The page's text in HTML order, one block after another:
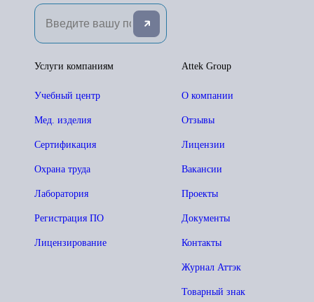
Attek Group
О компании
Отзывы
Лицензии
Вакансии
Проекты
Документы
Контакты
Журнал Аттэк
Товарный знак
Услуги компаниям
Учебный центр
Мед. изделия
Сертификация
Охрана труда
Лаборатория
Регистрация ПО
Лицензирование